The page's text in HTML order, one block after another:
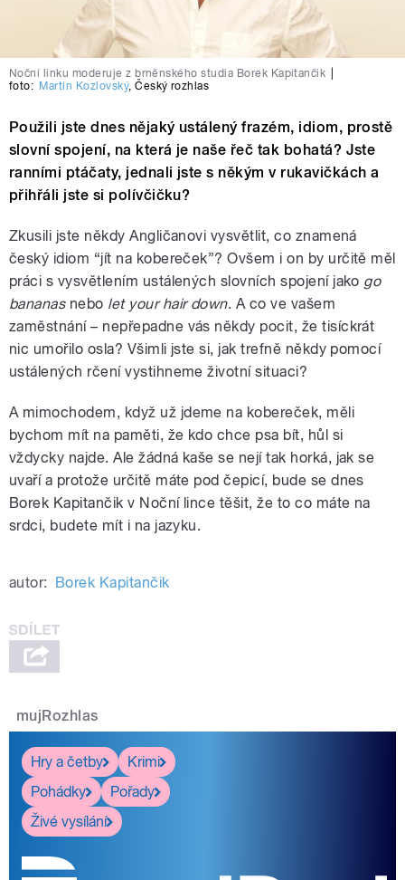
Noční linku moderuje z brněnského studia Borek Kapitančik
foto: Martin Kozlovský,Český rozhlas
Použili jste dnes nějaký ustálený frazém, idiom, prostě
slovní spojení, na která je naše řeč tak bohatá? Jste
ranními ptáčaty, jednali jste s někým v rukavičkách a
přihřáli jste si polívčičku?
Zkusili jste někdy Angličanovi vysvětlit, co znamená
český idiom “jít na kobereček”? Ovšem i on by určitě měl
práci s vysvětlením ustálených slovních spojení jako go
bananasnebo let your hair down. A co ve vašem
zaměstnání – nepřepadne vás někdy pocit, že tisíckrát
nic umořilo osla? Všimli jste si, jak trefně někdy pomocí
ustálených rčení vystihneme životní situaci?
A mimochodem, když už jdeme na kobereček, měli
bychom mít na paměti, že kdo chce psa bít, hůl si
vždycky najde. Ale žádná kaše se nejí tak horká, jak se
uvaří a protože určitě máte pod čepicí, bude se dnes
Borek Kapitančik v Noční lince těšit, že to co máte na
srdci, budete mít i na jazyku.
autor: Borek Kapitančik
mujRozhlas
Hry a četby
Krimi
Pohádky
Pořady
Živé vysílání